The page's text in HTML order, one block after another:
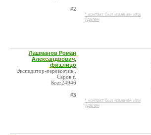
#2
* контакт был изменен или
удален
Лашманов Роман
Александрович,
физ.лицо
Экспедитор-перевозчик ,
Саров г.
Код:24946
#3
* контакт был изменен или
удален